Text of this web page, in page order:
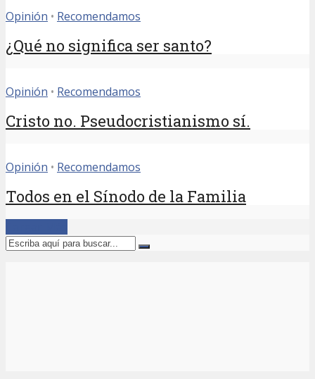
Opinión • Recomendamos
¿Qué no significa ser santo?
Opinión • Recomendamos
Cristo no. Pseudocristianismo sí.
Opinión • Recomendamos
Todos en el Sínodo de la Familia